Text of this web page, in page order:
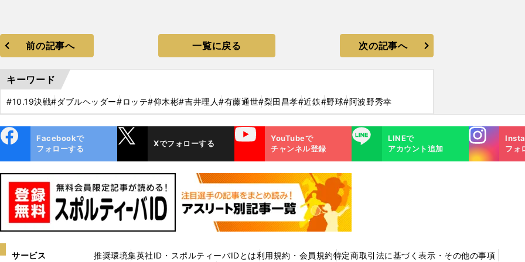
前の記事へ 一覧に戻る 次の記事へ
キーワード
#10.19決戦#ダブルヘッダー#ロッテ#仰木彬#吉井理人#有藤通世#梨田昌孝#近鉄#野球#阿波野秀幸
ok
Facebookで
フォローする
Xでフォローする
YouTube
YouTubeで
チャンネル登録
LINE
LINEで
アカウント追加
Instagra
m
フォ
サービス 推奨環境集英社ID・スポルティーバIDとは利用規約・会員規約特定商取引法に基づく表示・その他の事項